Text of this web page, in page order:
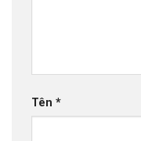
Tên *